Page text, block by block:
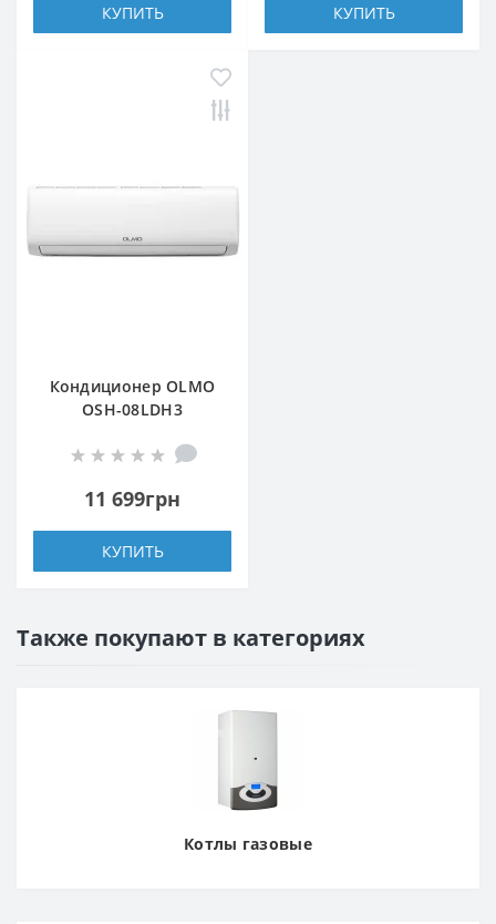
КУПИТЬ КУПИТЬ
Кондиционер OLMO
OSH-08LDH3
11 699грн
КУПИТЬ
Также покупают в категориях
Котлы газовые